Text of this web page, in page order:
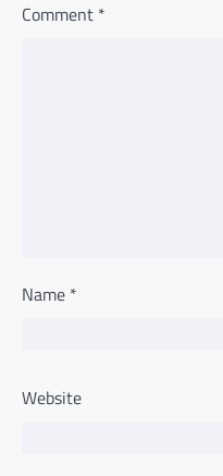
Comment *
Name *
Website